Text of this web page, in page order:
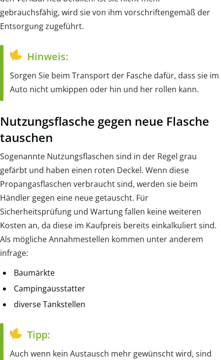
gebrauchsfähig, wird sie von ihm vorschriftengemäß der
Entsorgung zugeführt.
Hinweis:
Sorgen Sie beim Transport der Fasche dafür, dass sie im
Auto nicht umkippen oder hin und her rollen kann.
Nutzungsflasche gegen neue Flasche
tauschen
Sogenannte Nutzungsflaschen sind in der Regel grau
gefärbt und haben einen roten Deckel. Wenn diese
Propangasflaschen verbraucht sind, werden sie beim
Händler gegen eine neue getauscht. Für
Sicherheitsprüfung und Wartung fallen keine weiteren
Kosten an, da diese im Kaufpreis bereits einkalkuliert sind.
Als mögliche Annahmestellen kommen unter anderem
infrage:
Baumärkte
Campingausstatter
diverse Tankstellen
Tipp:
Auch wenn kein Austausch mehr gewünscht wird, sind